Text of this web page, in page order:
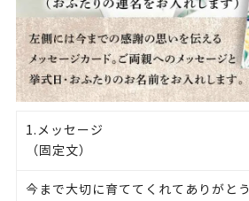
1.メッセージ
（固定文）
今まで大切に育ててくれてありがとう